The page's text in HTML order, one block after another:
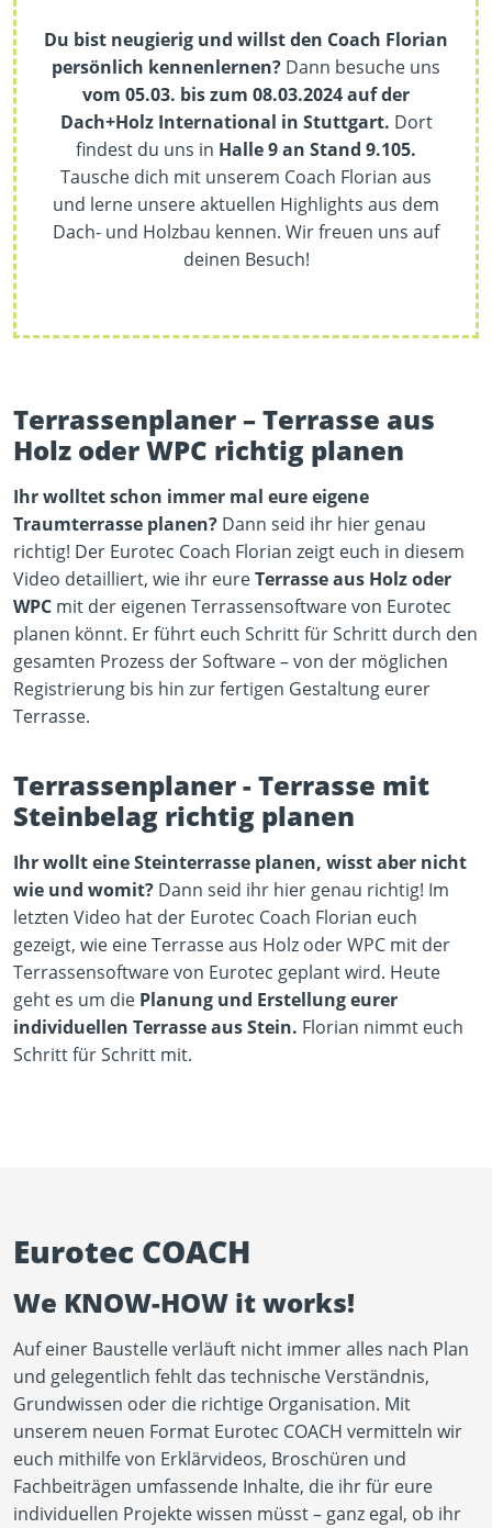
Du bist neugierig und willst den Coach Florian
persönlich kennenlernen? Dann besuche uns
vom 05.03. bis zum 08.03.2024 auf der
Dach+Holz International in Stuttgart. Dort
findest du uns in Halle 9 an Stand 9.105.
Tausche dich mit unserem Coach Florian aus
und lerne unsere aktuellen Highlights aus dem
Dach- und Holzbau kennen. Wir freuen uns auf
deinen Besuch!
Play Video
YouTube content loads after clicking.
Terrassenplaner – Terrasse aus
Holz oder WPC richtig planen
Ihr wolltet schon immer mal eure eigene
Traumterrasse planen? Dann seid ihr hier genau
richtig! Der Eurotec Coach Florian zeigt euch in diesem
Video detailliert, wie ihr eureTerrasse aus Holz oder
WPC mit der eigenen Terrassensoftware von Eurotec
planen könnt. Er führt euch Schritt für Schritt durch den
gesamten Prozess der Software – von der möglichen
Registrierung bis hin zur fertigen Gestaltung eurer
Terrasse.
Play Video
YouTube content loads after clicking.
Terrassenplaner - Terrasse mit
Steinbelag richtig planen
Ihr wollt eine Steinterrasse planen, wisst aber nicht
wie und womit? Dann seid ihr hier genau richtig! Im
letzten Video hat der Eurotec Coach Florian euch
gezeigt, wie eine Terrasse aus Holz oder WPC mit der
Terrassensoftware von Eurotec geplant wird. Heute
geht es um die Planung und Erstellung eurer
individuellen Terrasse aus Stein. Florian nimmt euch
Schritt für Schritt mit.
Play Video
YouTube content loads after clicking.
Eurotec COACH
We KNOW-HOW it works!
Auf einer Baustelle verläuft nicht immer alles nach Plan
und gelegentlich fehlt das technische Verständnis,
Grundwissen oder die richtige Organisation. Mit
unserem neuen Format Eurotec COACH vermitteln wir
euch mithilfe von Erklärvideos, Broschüren und
Fachbeiträgen umfassende Inhalte, die ihr für eure
individuellen Projekte wissen müsst – ganz egal, ob ihr